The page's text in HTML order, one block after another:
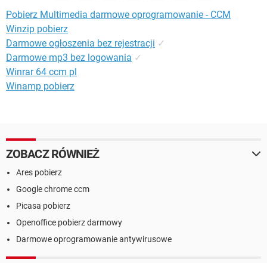
Pobierz Multimedia darmowe oprogramowanie - CCM
Winzip pobierz
Darmowe ogłoszenia bez rejestracji ✓
Darmowe mp3 bez logowania ✓
Winrar 64 ccm pl
Winamp pobierz
ZOBACZ RÓWNIEŻ
Ares pobierz
Google chrome ccm
Picasa pobierz
Openoffice pobierz darmowy
Darmowe oprogramowanie antywirusowe